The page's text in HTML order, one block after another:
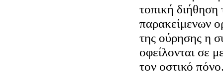
τοπική
παρακείμενων
της ούρησης η
οφείλονται σε
τον οστικό